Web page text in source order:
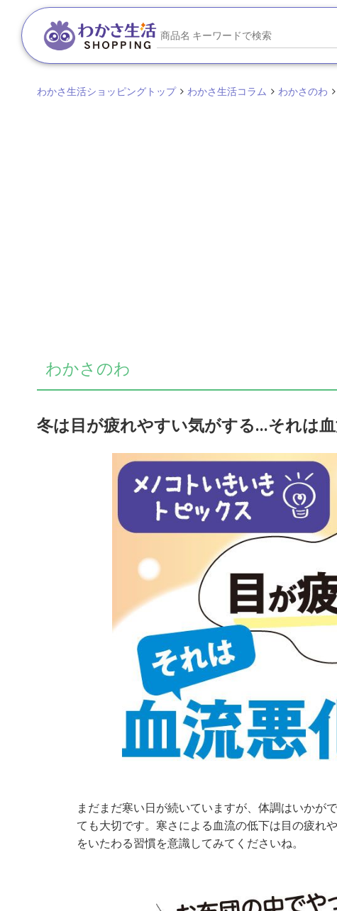
わかさ生活ショッピングトップ わかさ生活コラム わかさのわ
わかさのわ
冬は目が疲れやすい気がする...それは
まだまだ寒い日が続いていますが、体調はいかが
ても大切です。寒さによる血流の低下は目の疲れ
をいたわる習慣を意識してみてくださいね。